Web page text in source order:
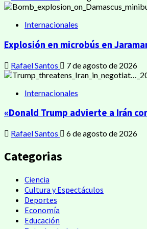
Internacionales
Explosión en microbús en
Rafael Santos 7 de agosto de 2026
Internacionales
«Donald Trump advierte a Irán
Rafael Santos 6 de agosto de 2026
Categorias
Ciencia
Cultura y Espectáculos
Deportes
Economía
Educación